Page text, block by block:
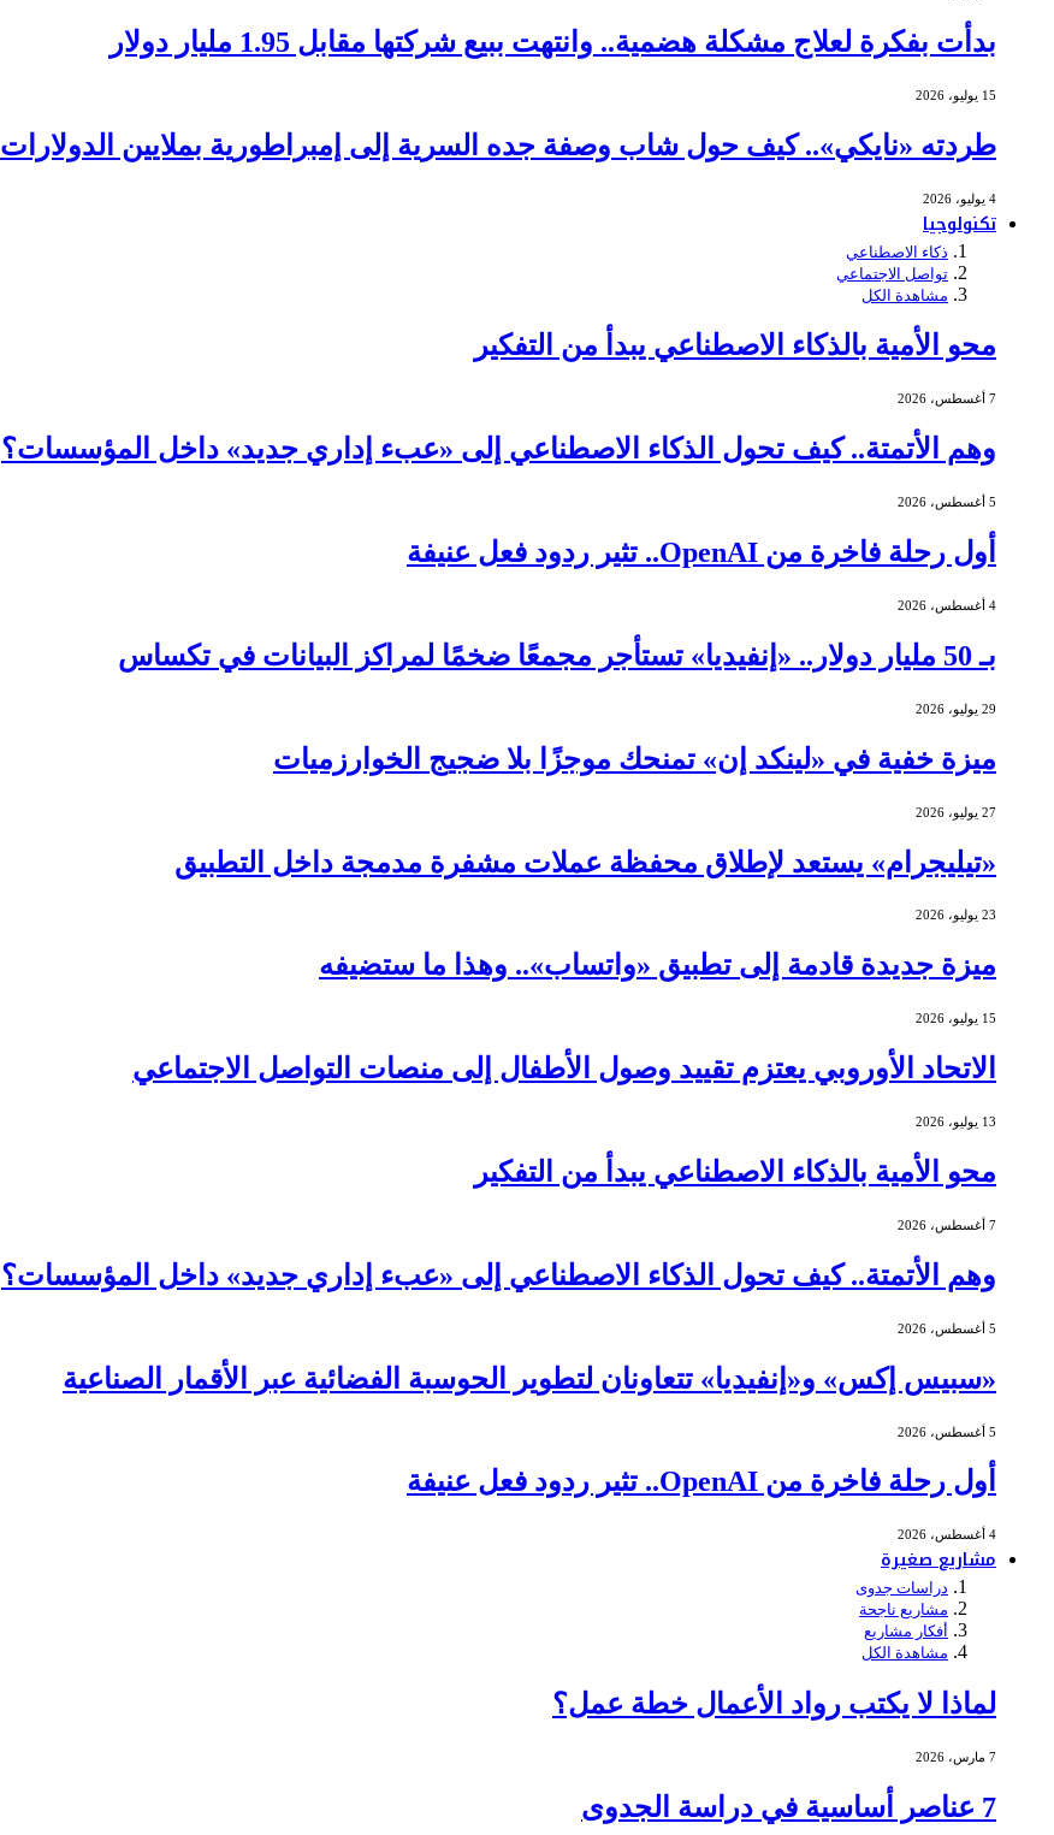
بدأت بفكرة لعلاج مشكلة هضمية.. وانتهت ببيع شركتها مقابل 1.95 مليار دولار
15 يوليو، 2026
طردته «نايكي».. كيف حول شاب وصفة جده السرية إلى إمبراطورية بملايين الدولارات
4 يوليو، 2026
تكنولوجيا
ذكاء الاصطناعي
تواصل الاجتماعي
مشاهدة الكل
محو الأمية بالذكاء الاصطناعي يبدأ من التفكير
7 أغسطس، 2026
وهم الأتمتة.. كيف تحول الذكاء الاصطناعي إلى «عبء إداري جديد» داخل المؤسسات؟
5 أغسطس، 2026
أول رحلة فاخرة من OpenAI.. تثير ردود فعل عنيفة
4 أغسطس، 2026
بـ 50 مليار دولار.. «إنفيديا» تستأجر مجمعًا ضخمًا لمراكز البيانات في تكساس
29 يوليو، 2026
ميزة خفية في «لينكد إن» تمنحك موجزًا بلا ضجيج الخوارزميات
27 يوليو، 2026
«تيليجرام» يستعد لإطلاق محفظة عملات مشفرة مدمجة داخل التطبيق
23 يوليو، 2026
ميزة جديدة قادمة إلى تطبيق «واتساب».. وهذا ما ستضيفه
15 يوليو، 2026
الاتحاد الأوروبي يعتزم تقييد وصول الأطفال إلى منصات التواصل الاجتماعي
13 يوليو، 2026
محو الأمية بالذكاء الاصطناعي يبدأ من التفكير
7 أغسطس، 2026
وهم الأتمتة.. كيف تحول الذكاء الاصطناعي إلى «عبء إداري جديد» داخل المؤسسات؟
5 أغسطس، 2026
«سبيس إكس» و«إنفيديا» تتعاونان لتطوير الحوسبة الفضائية عبر الأقمار الصناعية
5 أغسطس، 2026
أول رحلة فاخرة من OpenAI.. تثير ردود فعل عنيفة
4 أغسطس، 2026
مشاريع صغيرة
دراسات جدوى
مشاريع ناجحة
أفكار مشاريع
مشاهدة الكل
لماذا لا يكتب رواد الأعمال خطة عمل؟
7 مارس، 2026
7 عناصر أساسية في دراسة الجدوى